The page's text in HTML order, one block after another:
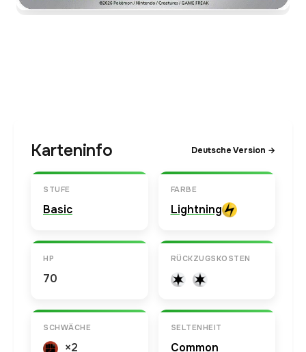
Karteninfo Deutsche Version →
STUFE
Basic
FARBE
Lightning
HP
70
RÜCKZUGSKOSTEN
SCHWÄCHE
×2
SELTENHEIT
Common